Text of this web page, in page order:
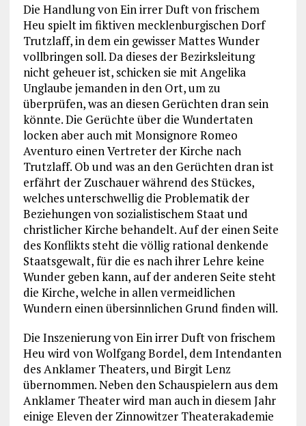
Die Handlung von Ein irrer Duft von frischem
Heu spielt im fiktiven mecklenburgischen Dorf
Trutzlaff, in dem ein gewisser Mattes Wunder
vollbringen soll. Da dieses der Bezirksleitung
nicht geheuer ist, schicken sie mit Angelika
Unglaube jemanden in den Ort, um zu
überprüfen, was an diesen Gerüchten dran sein
könnte. Die Gerüchte über die Wundertaten
locken aber auch mit Monsignore Romeo
Aventuro einen Vertreter der Kirche nach
Trutzlaff. Ob und was an den Gerüchten dran ist
erfährt der Zuschauer während des Stückes,
welches unterschwellig die Problematik der
Beziehungen von sozialistischem Staat und
christlicher Kirche behandelt. Auf der einen Seite
des Konflikts steht die völlig rational denkende
Staatsgewalt, für die es nach ihrer Lehre keine
Wunder geben kann, auf der anderen Seite steht
die Kirche, welche in allen vermeidlichen
Wundern einen übersinnlichen Grund finden will.
Die Inszenierung von Ein irrer Duft von frischem
Heu wird von Wolfgang Bordel, dem Intendanten
des Anklamer Theaters, und Birgit Lenz
übernommen. Neben den Schauspielern aus dem
Anklamer Theater wird man auch in diesem Jahr
einige Eleven der Zinnowitzer Theaterakademie